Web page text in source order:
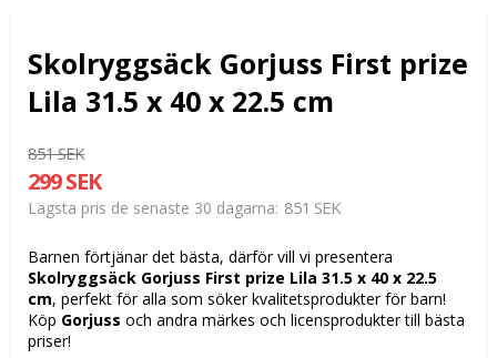
Skolryggsäck Gorjuss First prize
Lila 31.5 x 40 x 22.5 cm
851 SEK
299 SEK
Lägsta pris de senaste 30 dagarna 851 SEK
Barnen förtjänar det bästa, därför vill vi presentera
Skolryggsäck Gorjuss First prize Lila 31.5 x 40 x 22.5
cm, perfekt för alla som söker kvalitetsprodukter för barn!
Köp Gorjuss och andra märkes och licensprodukter till bästa
priser!